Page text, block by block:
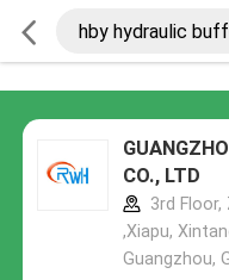
CO., LTD
3rd Floor,
,Xiapu,
Guangzhou,